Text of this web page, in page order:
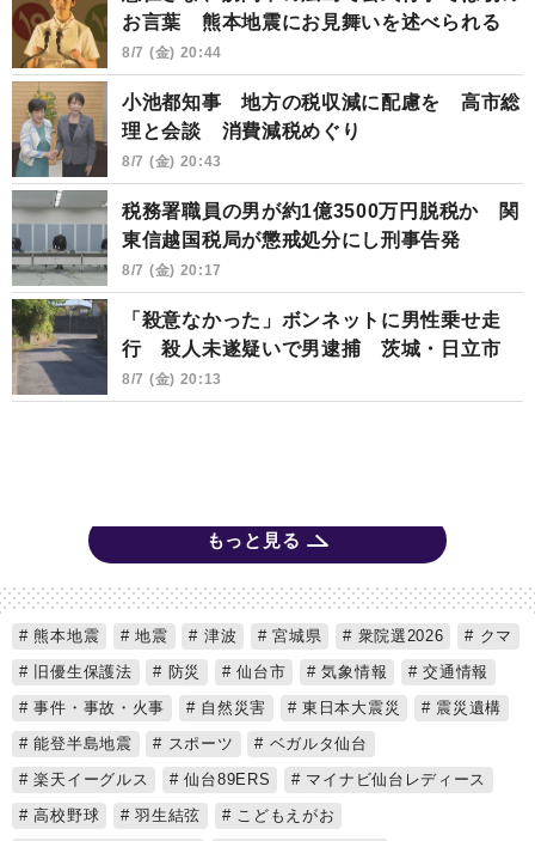
お言葉 熊本地震にお見舞いを述べられる
8/7 (金) 20:44
小池都知事 地方の税収減に配慮を 高市総
理と会談 消費減税めぐり
8/7 (金) 20:43
税務署職員の男が約1億3500万円脱税か 関
東信越国税局が懲戒処分にし刑事告発
8/7 (金) 20:17
「殺意なかった」ボンネットに男性乗せ走
行 殺人未遂疑いで男逮捕 茨城・日立市
8/7 (金) 20:13
もっと見る
熊本地震 地震 津波 宮城県 衆院選2026
クマ
旧優生保護法
防災 仙台市 気象情報
交通情報
事件・事故・火事
自然災害 東日本大震災
震災遺構
能登半島地震
スポーツ
ベガルタ仙台
楽天イーグルス
仙台89ERS
マイナビ仙台レディース
高校野球
羽生結弦
こどもえがお